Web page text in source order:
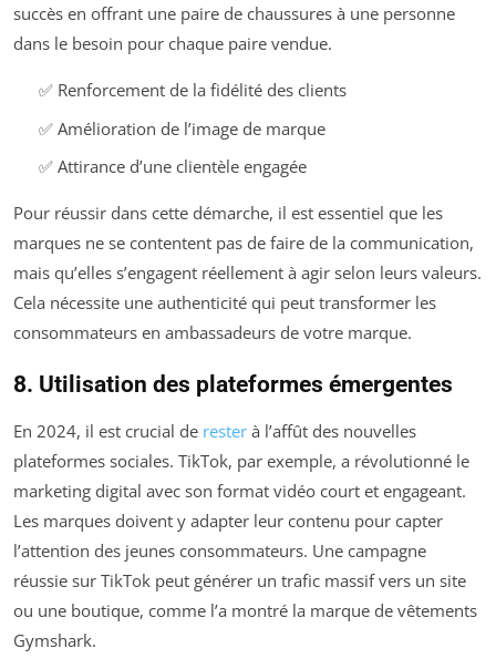
succès en offrant une paire de chaussures à une personne
dans le besoin pour chaque paire vendue.
✅ Renforcement de la fidélité des clients
✅ Amélioration de l’image de marque
✅ Attirance d’une clientèle engagée
Pour réussir dans cette démarche, il est essentiel que les
marques ne se contentent pas de faire de la communication,
mais qu’elles s’engagent réellement à agir selon leurs valeurs.
Cela nécessite une authenticité qui peut transformer les
consommateurs en ambassadeurs de votre marque.
8. Utilisation des plateformes émergentes
En 2024, il est crucial de rester à l’affût des nouvelles
plateformes sociales. TikTok, par exemple, a révolutionné le
marketing digital avec son format vidéo court et engageant.
Les marques doivent y adapter leur contenu pour capter
l’attention des jeunes consommateurs. Une campagne
réussie sur TikTok peut générer un trafic massif vers un site
ou une boutique, comme l’a montré la marque de vêtements
Gymshark.